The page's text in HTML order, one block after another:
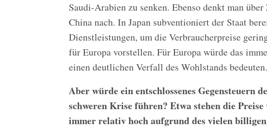
Saudi-Arabien zu senken. Ebenso denkt man
China nach. In Japan subventioniert der Staat
Dienstleistungen, um die Verbraucherpreise
für Europa vorstellen. Für Europa würde das
einen deutlichen Verfall des Wohlstands bedeuten.
Aber würde ein entschlossenes Gegensteuern
schweren Krise führen? Etwa stehen die
immer relativ hoch aufgrund des vielen billigen